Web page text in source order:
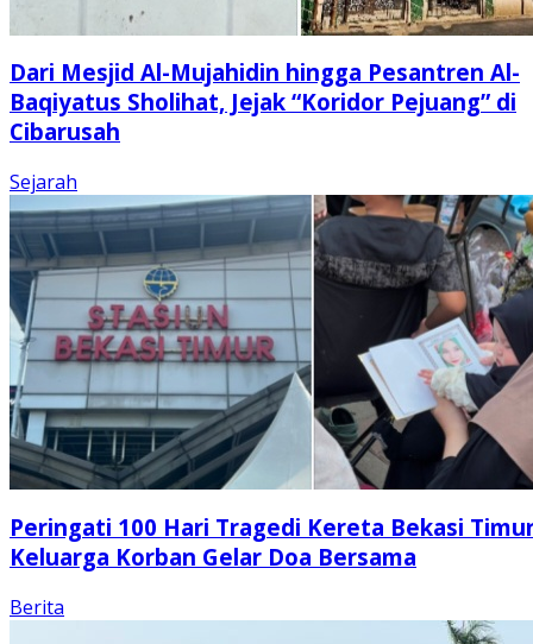
Dari Mesjid Al-Mujahidin hingga Pesantren Al-
Baqiyatus Sholihat, Jejak “Koridor Pejuang” di
Cibarusah
Sejarah
Peringati 100 Hari Tragedi Kereta Bekasi
Keluarga Korban Gelar Doa Bersama
Berita